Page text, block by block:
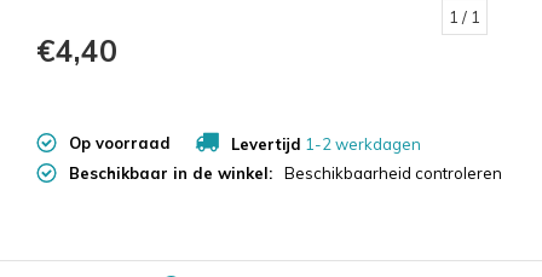
1 / 1
€4,40
Op voorraad Levertijd 1-2 werkdagen
Beschikbaar in de winkel:
Beschikbaarheid controleren